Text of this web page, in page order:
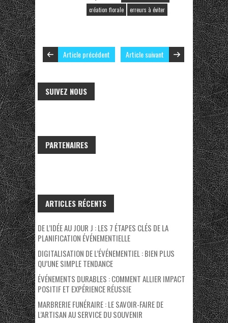
création florale
erreurs à éviter
Article précédent Article suivant
SUIVEZ NOUS
PARTENAIRES
ARTICLES RÉCENTS
DE L’IDÉE AU JOUR J : LES 7 ÉTAPES CLÉS DE LA
PLANIFICATION ÉVÉNEMENTIELLE
DIGITALISATION DE L’ÉVÉNEMENTIEL : BIEN PLUS
QU’UNE SIMPLE TENDANCE
ÉVÉNEMENTS DURABLES : COMMENT ALLIER IMPACT
POSITIF ET EXPÉRIENCE RÉUSSIE
MARBRERIE FUNÉRAIRE : LE SAVOIR-FAIRE DE
L’ARTISAN AU SERVICE DU SOUVENIR